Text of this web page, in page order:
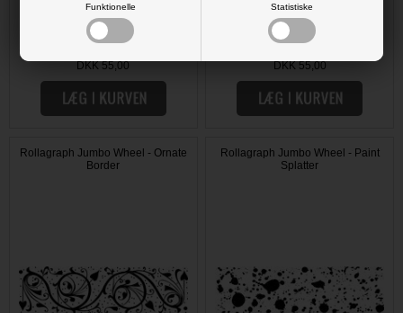
Funktionelle Statistiske
DKK 55,00 DKK 55,00
Rollagraph Jumbo Wheel - Ornate
Border
Rollagraph Jumbo Wheel - Paint
Splatter